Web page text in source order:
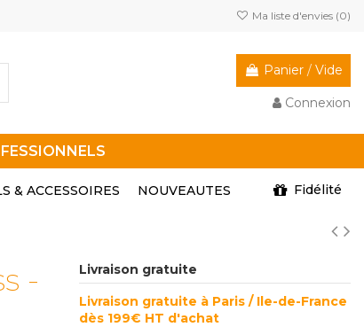
Ma liste d'envies (0)
Panier / Vide
Connexion
& ACCESSOIRES Fidélité
NOUVEAUTES
-
Livraison gratuite
Livraison gratuite à Paris / Ile-de-France
dès 199€ HT d'achat